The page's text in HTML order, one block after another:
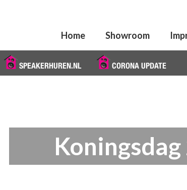
Home Showroom
SPEAKERHUREN.NL CORONA UPDATE